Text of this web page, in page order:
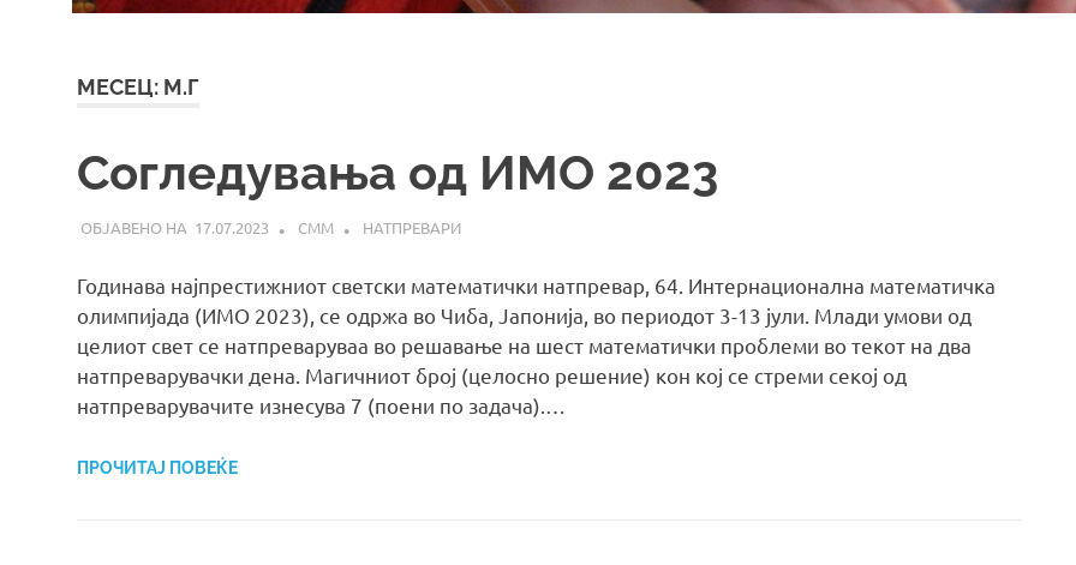
МЕСЕЦ: М.Г
Согледувања од ИМО 2023
17.07.2023 СММ НАТПРЕВАРИ
Годинава најпрестижниот светски математички натпревар, 64. Интернационална математичка
олимпијада (ИМО 2023), се одржа во Чиба, Јапонија, во периодот 3-13 јули. Млади умови од
целиот свет се натпреваруваа во решавање на шест математички проблеми во текот на два
натпреварувачки дена. Магичниот број (целосно решение) кон кој се стреми секој од
натпреварувачите изнесува 7 (поени по задача).…
ПРОЧИТАЈ ПОВЕЌЕ